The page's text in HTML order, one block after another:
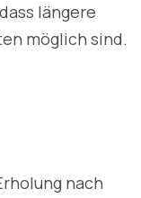
längere
möglich sind.
nach